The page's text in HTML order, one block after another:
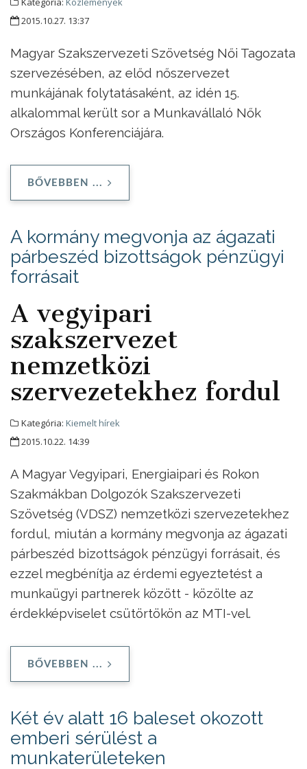
2015.10.27. 13:37
Magyar Szakszervezeti Szövetség Női Tagozata
szervezésében, az előd nőszervezet
munkájának folytatásaként, az idén 15.
alkalommal került sor a Munkavállaló Nők
Országos Konferenciájára.
BŐVEBBEN ...
A kormány megvonja az ágazati
párbeszéd bizottságok pénzügyi
forrásait
A vegyipari
szakszervezet
nemzetközi
szervezetekhez fordul
Kategória: Kiemelt hírek
2015.10.22. 14:39
A Magyar Vegyipari, Energiaipari és Rokon
Szakmákban Dolgozók Szakszervezeti
Szövetség (VDSZ) nemzetközi szervezetekhez
fordul, miután a kormány megvonja az ágazati
párbeszéd bizottságok pénzügyi forrásait, és
ezzel megbénítja az érdemi egyeztetést a
munkaügyi partnerek között - közölte az
érdekképviselet csütörtökön az MTI-vel.
BŐVEBBEN ...
Két év alatt 16 baleset okozott
emberi sérülést a
munkaterületeken